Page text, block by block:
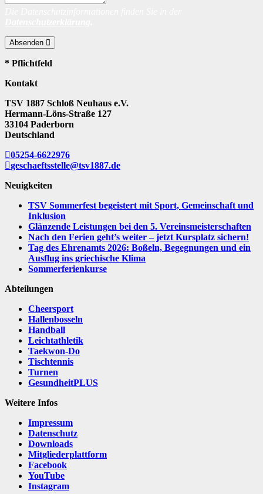
Absenden
* Pflichtfeld
Kontakt
TSV 1887 Schloß Neuhaus e.V.
Hermann-Löns-Straße 127
33104 Paderborn
Deutschland
05254-6622976
geschaeftsstelle@tsv1887.de
Neuigkeiten
TSV Sommerfest begeistert mit Sport, Gemeinschaft und
Inklusion
Glänzende Leistungen bei den 5. Vereinsmeisterschaften
Nach den Ferien geht’s weiter – jetzt Kursplatz sichern!
Tag des Ehrenamts 2026: Boßeln, Begegnungen und ein
Ausflug ins griechische Klima
Sommerferienkurse
Abteilungen
Cheersport
Hallenbosseln
Handball
Leichtathletik
Taekwon-Do
Tischtennis
Turnen
GesundheitPLUS
Weitere Infos
Impressum
Datenschutz
Downloads
Mitgliederplattform
Facebook
YouTube
Instagram